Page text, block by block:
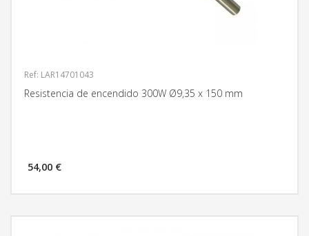
Ref: LAR14701043
Resistencia de encendido 300W Ø9,35 x 150 mm
54,00 €